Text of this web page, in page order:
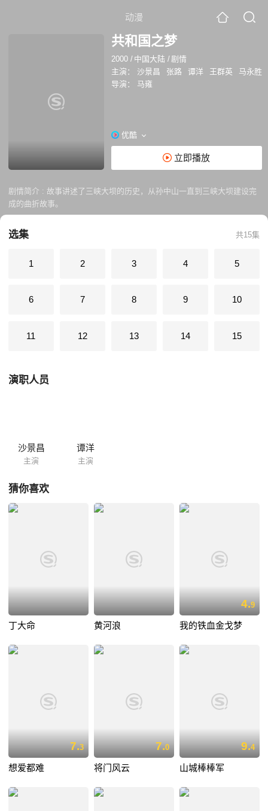
动漫
共和国之梦
2000 / 中国大陆 /剧情
主演：
沙景昌 张路 谭洋 王群英
马永胜
导演：
马雍
优酷
立即播放
剧情简介 : 故事讲述了三峡大坝的历史，从孙中山一直到三峡大坝建设完
成的曲折故事。
选集 共15集
1 2 3 4 5
6 7 8 9 10
11 12 13 14 15
演职人员
沙景昌
主演
谭洋
主演
猜你喜欢
丁大命 黄河浪
4.9
我的铁血金戈梦
7.3
想爱都难
7.0
将门风云
9.4
山城棒棒军